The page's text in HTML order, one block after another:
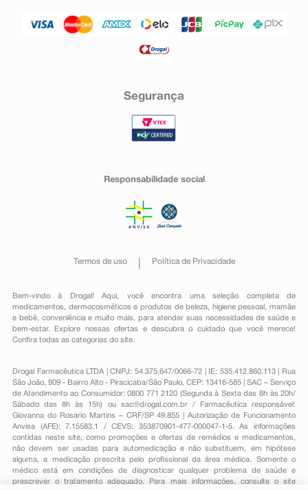
Segurança
Responsabilidade social
Termos de uso Política de Privacidade
Bem-vindo à Drogal! Aqui, você encontra uma seleção completa de
medicamentos , dermocosméticos e produtos de beleza, higiene pessoal ,mamãe
e bebê, conveniênciae muito mais, para atender suas necessidades de saúde e
bem-estar. Explore nossas ofertas e descubra o cuidado que você merece!
Confira todas as categorias do site.
Drogal Farmacêutica LTDA | CNPJ: 54.375.647/0066-72 | IE: 535.412.860.113 | Rua
São João, 909 - Bairro Alto - Piracicaba/São Paulo, CEP: 13416-585 | SAC – Serviço
de Atendimento ao Consumidor: 0800 771 2120 (Segunda à Sexta das 8h às 20h/
Sábado das 8h às 15h) ou sac@drogal.com.br/ Farmacêutica responsável:
Giovanna do Rosario Martins – CRF/SP 49.855 | Autorização de Funcionamento
Anvisa (AFE): 7.15583.1 / CEVS: 353870901-477-000047-1-5. As informações
contidas neste site, como promoções e ofertas de remédios e medicamentos,
não devem ser usadas para automedicação e não substituem, em hipótese
alguma, a medicação prescrita pelo profissional da área médica. Somente o
médico está em condições de diagnosticar qualquer problema de saúde e
prescrever o tratamento adequado. Para mais informações, consulte o site